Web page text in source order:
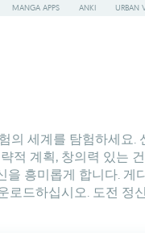
MANGA APPS ANKI URBAN
세계를 탐험하세요
적 계획, 창의력 있는
흥미롭게 합니다.
드하십시오. 도전 정